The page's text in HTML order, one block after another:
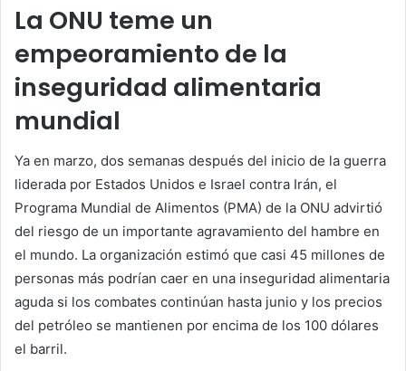
La ONU teme un
empeoramiento de la
inseguridad alimentaria
mundial
Ya en marzo, dos semanas después del inicio de la guerra
liderada por Estados Unidos e Israel contra Irán, el
Programa Mundial de Alimentos (PMA) de la ONU advirtió
del riesgo de un importante agravamiento del hambre en
el mundo. La organización estimó que casi 45 millones de
personas más podrían caer en una inseguridad alimentaria
aguda si los combates continúan hasta junio y los precios
del petróleo se mantienen por encima de los 100 dólares
el barril.